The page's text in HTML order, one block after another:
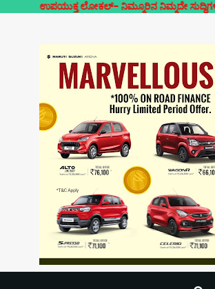
ಉಪಯುಕ್ತ ಲೋಕಲ್- ನಿಮ್ಮೂರಿನ ನಿಮ್ಮದೇ ಸುದ್ದಿಗಳ ಲೋಕಲ್